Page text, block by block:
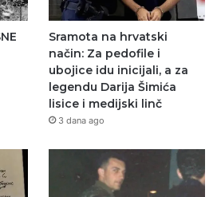
Sramota na hrvatski
način: Za pedofile i
ubojice idu inicijali, a za
legendu Darija Šimića
lisice i medijski linč
3 dana ago